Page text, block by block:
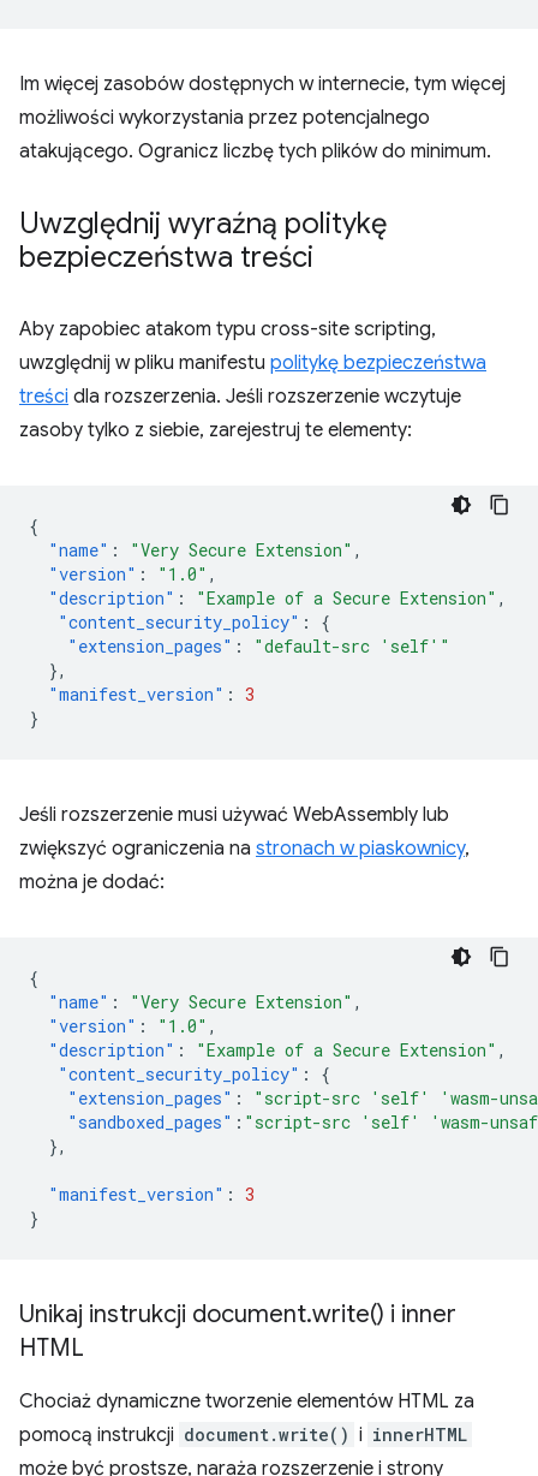
Im więcej zasobów dostępnych w internecie, tym więcej
możliwości wykorzystania przez potencjalnego
atakującego. Ogranicz liczbę tych plików do minimum.
Uwzględnij wyraźną politykę
bezpieczeństwa treści
Aby zapobiec atakom typu cross-site scripting,
uwzględnij w pliku manifestu politykę bezpieczeństwa
treści dla rozszerzenia. Jeśli rozszerzenie wczytuje
zasoby tylko z siebie, zarejestruj te elementy:
{
"name" : "Very Secure Extension" ,
"version" : "1.0" ,
"description" : "Example of a Secure Extension" ,
"content_security_policy" :
{
"extension_pages" :
"default-src 'self'"
},
"manifest_version" : 3
}
Jeśli rozszerzenie musi używać WebAssembly lub
zwiększyć ograniczenia na stronach w piaskownicy,
można je dodać:
{
"name" : "Very Secure Extension" ,
"version" : "1.0" ,
"description" : "Example of a Secure Extension" ,
"content_security_policy" :
{
"extension_pages" :
"script-src 'self' 'wasm-
"sandboxed_pages" : "script-src 'self' 'wasm-
},
"manifest_version" : 3
}
Unikaj instrukcji document.write() i inner
HTML
Chociaż dynamiczne tworzenie elementów HTML za
pomocą instrukcji document.write() i innerHTML
może być prostsze, naraża rozszerzenie i strony